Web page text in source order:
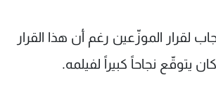
لقرار الموزّعين رغم أن هذا القرار
يتوقّع نجاحاً كبيراً لفيلمه.